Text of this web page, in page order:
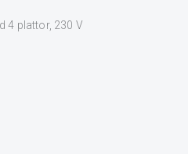
4 plattor, 230 V